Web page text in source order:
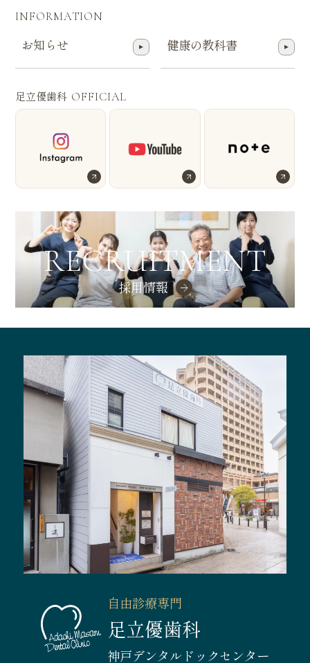
INFORMATION
お知らせ 健康の教科書
足立優歯科 OFFICIAL
RECRUITMENT
採用情報
自由診療専門
足立優歯科
神戸デンタルドックセンター